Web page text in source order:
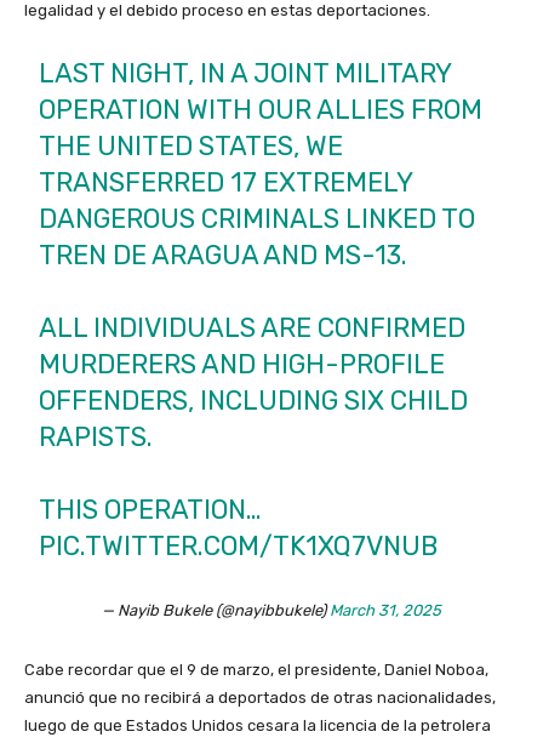
legalidad y el debido proceso en estas deportaciones. ​
LAST NIGHT, IN A JOINT MILITARY
OPERATION WITH OUR ALLIES FROM
THE UNITED STATES, WE
TRANSFERRED 17 EXTREMELY
DANGEROUS CRIMINALS LINKED TO
TREN DE ARAGUA AND MS-13.
ALL INDIVIDUALS ARE CONFIRMED
MURDERERS AND HIGH-PROFILE
OFFENDERS, INCLUDING SIX CHILD
RAPISTS.
THIS OPERATION…
PIC.TWITTER.COM/TK1XQ7VNUB
— Nayib Bukele (@nayibbukele)March 31, 2025
Cabe recordar que el 9 de marzo, el presidente, Daniel Noboa,
anunció que no recibirá a deportados de otras nacionalidades,
luego de que Estados Unidos cesara la licencia de la petrolera